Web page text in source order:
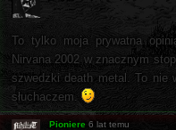
To tylko moja prywatna
Nirvana 2002 w znacznym
szwedzki death metal. To nie
słuchaczem.
Pioniere 6 lat temu